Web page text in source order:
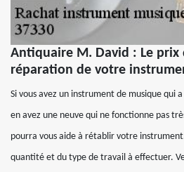
Antiquaire M. David : Le prix
réparation de votre
Si vous avez un instrument de musique qui
en avez une neuve qui ne fonctionne pas
pourra vous aide à rétablir votre
quantité et du type de travail à effectuer.